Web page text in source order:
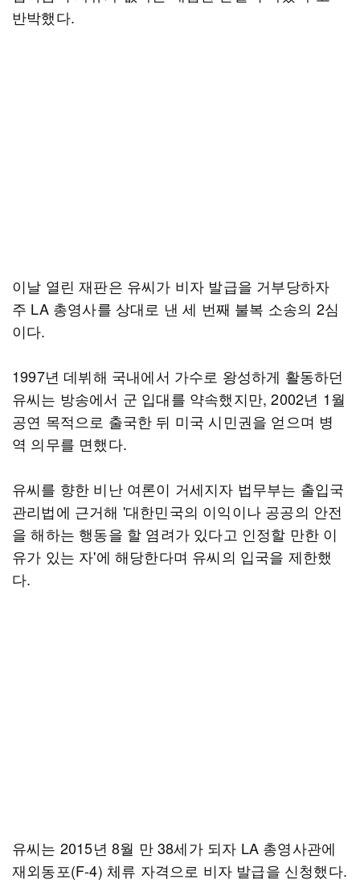
반박했다.
이날 열린 재판은 유씨가 비자 발급을 거부당하자
주 LA 총영사를 상대로 낸 세 번째 불복 소송의 2심
이다.
1997년 데뷔해 국내에서 가수로 왕성하게 활동하던
유씨는 방송에서 군 입대를 약속했지만, 2002년 1월
공연 목적으로 출국한 뒤 미국 시민권을 얻으며 병
역 의무를 면했다.
유씨를 향한 비난 여론이 거세지자 법무부는 출입국
관리법에 근거해 '대한민국의 이익이나 공공의 안전
을 해하는 행동을 할 염려가 있다고 인정할 만한 이
유가 있는 자'에 해당한다며 유씨의 입국을 제한했
다.
유씨는 2015년 8월 만 38세가 되자 LA 총영사관에
재외동포(F-4) 체류 자격으로 비자 발급을 신청했다.